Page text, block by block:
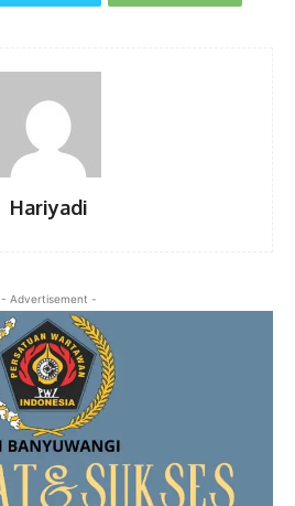
Hariyadi
- Advertisement -